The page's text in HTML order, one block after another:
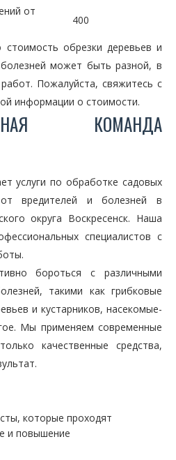
от
400
обрезки деревьев и
может быть разной, в
Пожалуйста, свяжитесь с
информации о стоимости.
КОМАНДА
услуги по обработке садовых
вредителей и болезней в
округа Воскресенск. Наша
специалистов с
бороться с различными
такими как грибковые
и кустарников, насекомые-
Мы применяем современные
качественные средства,
которые проходят
и повышение